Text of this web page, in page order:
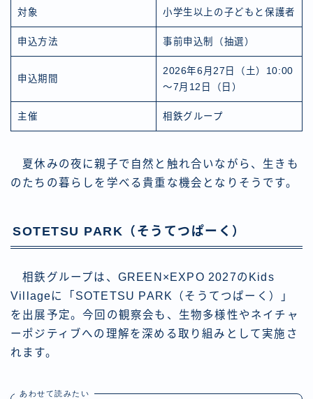
対象 小学生以上の子どもと保護者
申込方法 事前申込制（抽選）
申込期間
2026年6月27日（土）10:00
～7月12日（日）
主催 相鉄グループ
夏休みの夜に親子で自然と触れ合いながら、生きも
のたちの暮らしを学べる貴重な機会となりそうです。
SOTETSU PARK（そうてつぱーく）
相鉄グループは、GREEN×EXPO 2027のKids
Villageに「SOTETSU PARK（そうてつぱーく）」
を出展予定。今回の観察会も、生物多様性やネイチャ
ーポジティブへの理解を深める取り組みとして実施さ
れます。
あわせて読みたい